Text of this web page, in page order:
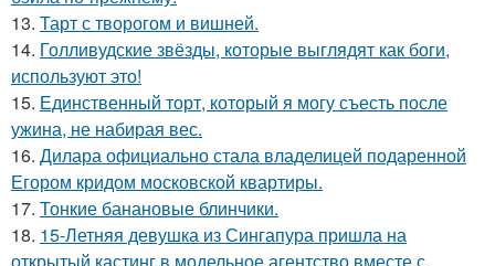
13. Тарт с творогом и вишней.
14. Голливудские звёзды, которые выглядят как боги,
используют это!
15. Единственный торт, который я могу съесть после
ужина, не набирая вес.
16. Дилара официально стала владелицей подаренной
Егором кридом московской квартиры.
17. Тонкие банановые блинчики.
18. 15-Летняя девушка из Сингапура пришла на
открытый кастинг в модельное агентство вместе с